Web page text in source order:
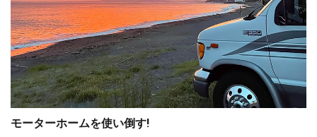
モーターホームを使い倒す!